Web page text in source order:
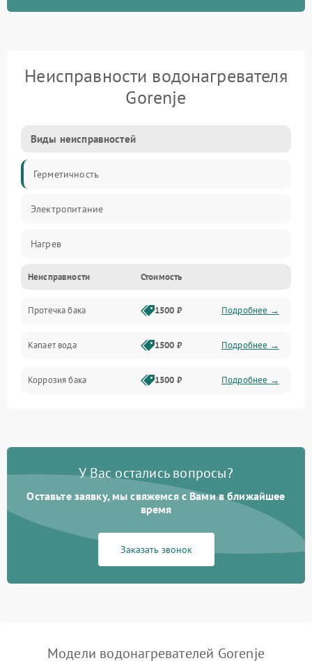
Неисправности водонагревателя
Gorenje
Виды неисправностей
Герметичность
Электропитание
Нагрев
Датчики
Механика
Неисправности Стоимость
Протечка бака 1500 ₽ Подробнее →
Капает вода 1500 ₽ Подробнее →
Коррозия бака 1500 ₽ Подробнее →
У Вас остались вопросы?
Оставьте заявку, мы свяжемся с Вами в ближайшее
время
Заказать звонок
Модели водонагревателей Gorenje